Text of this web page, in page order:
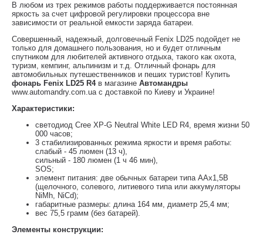
В любом из трех режимов работы поддерживается постоянная
яркость за счет цифровой регулировки процессора вне
зависимости от реальной емкости заряда батареи.
Совершенный, надежный, долговечный Fenix LD25 подойдет не
только для домашнего пользования, но и будет отличным
спутником для любителей активного отдыха, такого как охота,
туризм, кемпинг, альпинизм и т.д. Отличный фонарь для
автомобильных путешественников и пеших туристов! Купить
фонарь Fenix LD25 R4в магазине Автомандры
www.automandry.com.ua с доставкой по Киеву и Украине!
Характеристики:
светодиод Cree XP-G Neutral White LED R4, время жизни 50
000 часов;
3 стабилизированных режима яркости и время работы:
слабый - 45 люмен (13 ч),
сильный - 180 люмен (1 ч 46 мин),
SOS;
элемент питания: две обычных батареи типа ААх1,5В
(щелочного, солевого, литиевого типа или аккумуляторы
NiMh, NiCd);
габаритные размеры: длина 164 мм, диаметр 25,4 мм;
вес 75,5 грамм (без батарей).
Элементы конструкции: